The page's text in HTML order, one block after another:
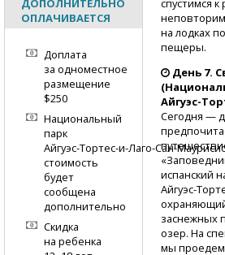
спустимся
на лодках
пещеры.
День 7.
Айгуэс-
Сегодня —
испанский
Айгуэс-
заснежных
озер. На
мы проедем
ДОПОЛНИТЕЛЬНО
ОПЛАЧИВАЕТСЯ
Доплата
за одноместное
размещение
$250
Национальный
парк
Айгуэс-Тортес-и-Лаго-Сан-
стоимость
будет
сообщена
дополнительно
Скидка
на ребенка